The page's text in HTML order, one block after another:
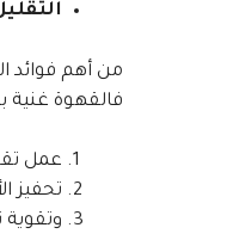
من أهم فوائد
فالقهوة غنية
عمل
تحفيز
وتقوية